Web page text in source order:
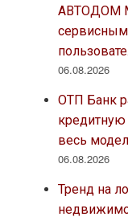
АВТОДОМ
06.08.2026
ОТП Банк
кредитную
весь
06.08.2026
Тренд на